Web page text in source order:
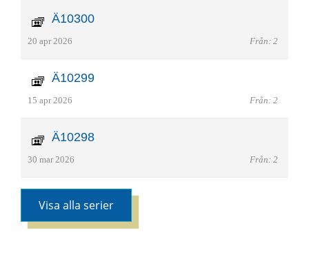
Ä10300
20 apr 2026 Från: 2
Ä10299
15 apr 2026 Från: 2
Ä10298
30 mar 2026 Från: 2
Visa alla serier